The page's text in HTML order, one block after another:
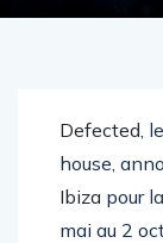
Defected,
house,
Ibiza pour
mai au 2